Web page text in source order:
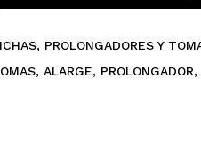
, PROLONGADORES Y
, ALARGE, PROLONGADOR,